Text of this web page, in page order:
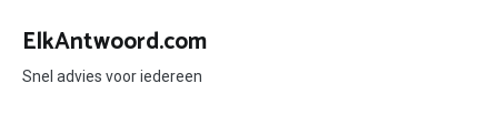
naar
inhoud
ElkAntwoord.com
Snel advies voor iedereen